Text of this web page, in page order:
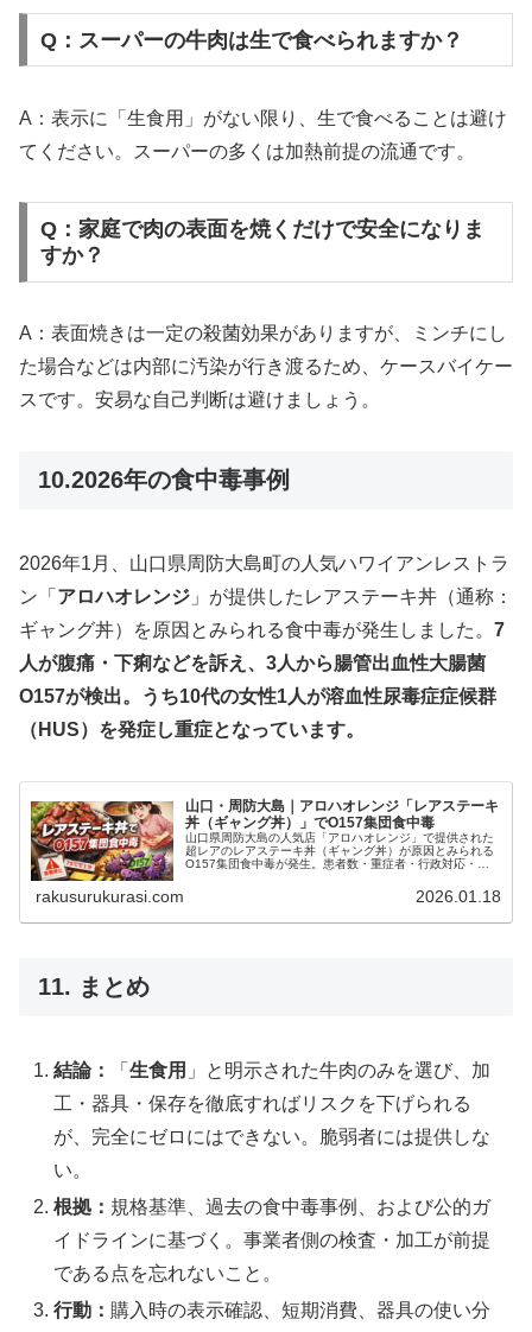
Q：スーパーの牛肉は生で食べられますか？
A：表示に「生食用」がない限り、生で食べることは避け
てください。スーパーの多くは加熱前提の流通です。
Q：家庭で肉の表面を焼くだけで安全になりま
すか？
A：表面焼きは一定の殺菌効果がありますが、ミンチにし
た場合などは内部に汚染が行き渡るため、ケースバイケー
スです。安易な自己判断は避けましょう。
10.2026年の食中毒事例
2026年1月、山口県周防大島町の人気ハワイアンレストラ
ン「 アロハオレンジ 」が提供したレアステーキ丼（通称：
ギャング丼）を原因とみられる食中毒が発生しました。 7
人が腹痛・下痢などを訴え、3人から腸管出血性大腸菌
O157が検出。うち10代の女性1人が溶血性尿毒症症候群
（HUS）を発症し重症となっています。
山口・周防大島｜アロハオレンジ「レアステーキ
丼（ギャング丼）」でO157集団食中毒
山口県周防大島の人気店「アロハオレンジ」で提供された
超レアのレアステーキ丼（ギャング丼）が原因とみられる
O157集団食中毒が発生。患者数・重症者・行政対応・予
rakusurukurasi.com 2026.01.18
11. まとめ
結論： 「生食用 」と明示された牛肉のみを選び、加
工・器具・保存を徹底すればリスクを下げられる
が、完全にゼロにはできない。脆弱者には提供しな
い。
根拠： 規格基準、過去の食中毒事例、および公的ガ
イドラインに基づく。事業者側の検査・加工が前提
である点を忘れないこと。
行動： 購入時の表示確認、短期消費、器具の使い分